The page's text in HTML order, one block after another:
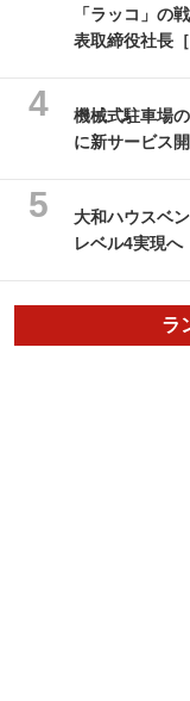
「ラッコ」の
表取締役社長
機械式駐車場
に新サービス
大和ハウスベ
レベル4実現へ
ラ